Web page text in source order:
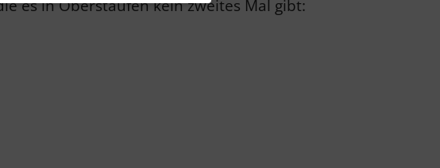
es in Oberstaufen kein zweites Mal gibt: